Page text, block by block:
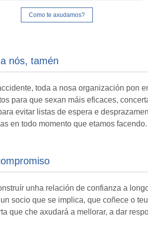
Como te axudamos?
nós, tamén
toda a nosa organización pon
para que sexan máis eficaces,
evitar listas de espera e
en todo momento que etamos facendo.
unha relación de confianza a
socio que se implica, que coñece o
que che axudará a mellorar, a dar